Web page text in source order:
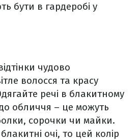
бути в гардеробі у
чудово
волосся та красу
речі в блакитному
обличчя – це можуть
сорочки чи майки.
очі, то цей колір